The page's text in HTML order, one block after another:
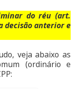
do réu (art.
decisão anterior e
veja abaixo as
(ordinário e